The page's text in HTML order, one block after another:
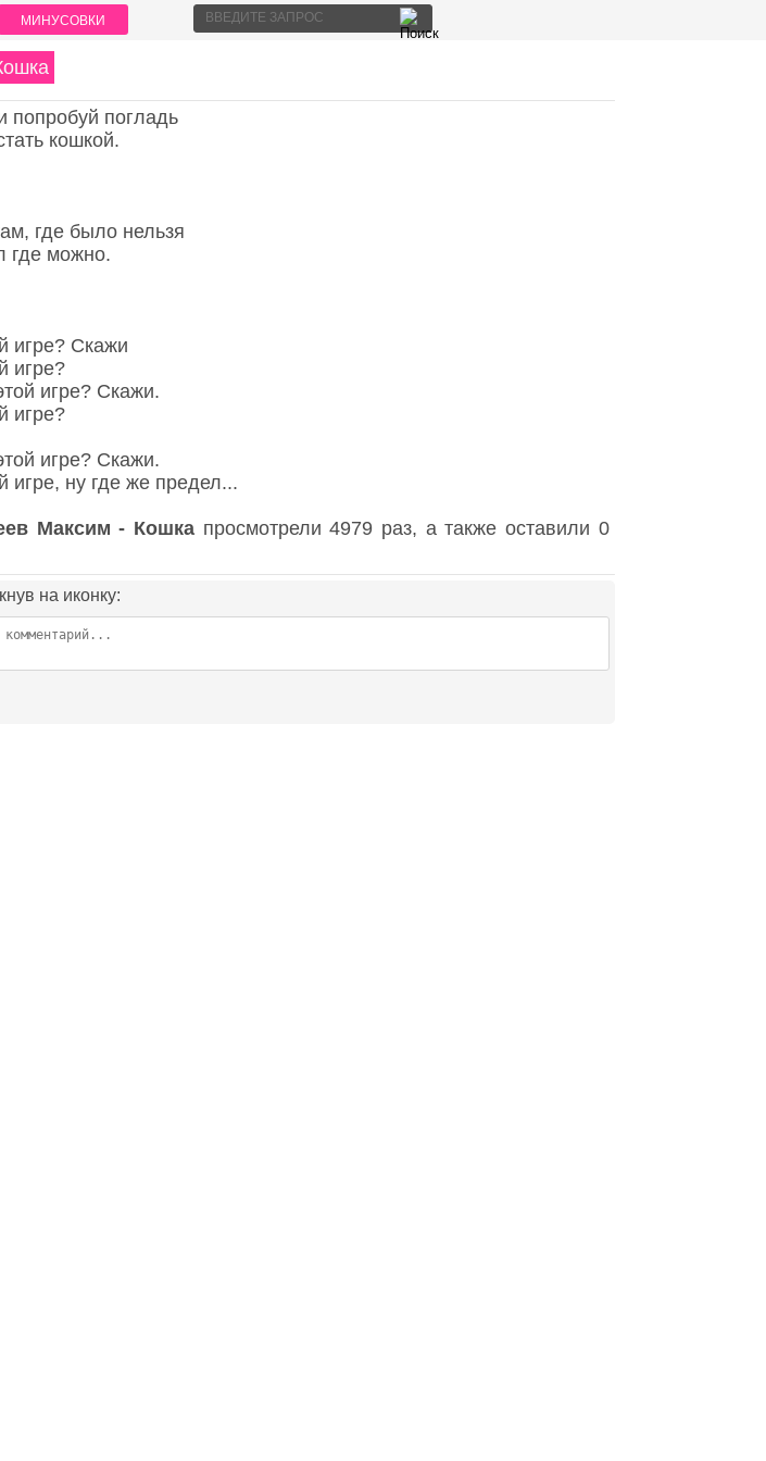
попробуй погладь
кошкой.
где было нельзя
где можно.
игре? Скажи
игре?
игре? Скажи.
игре?
игре? Скажи.
игре, ну где же предел...
Максим - Кошкапросмотрели 4979 раз, а также оставили 0
на иконку:
МИНУСОВКИ